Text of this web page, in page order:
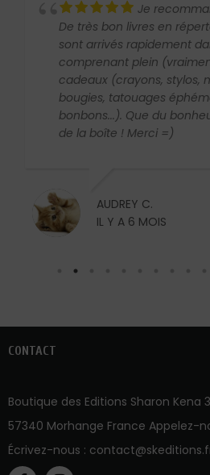
Je
De très bon livres en
sont arrivés rapidement
comprenant plein
cadeaux (crayons, stylos,
bougies, tatouages
bonbons...). Que du
de la boîte ! Merci =)
AUDREY C.
IL Y A 6 MOIS
CONTACT
Boutique des Editions Sharon Kena
57340 Morhange France Appelez-
Écrivez-nous :